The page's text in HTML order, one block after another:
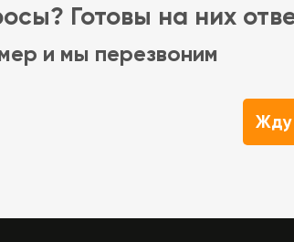
Готовы на них
и мы перезвоним
Жду